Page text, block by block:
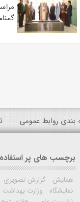
بندی روابط عمومی
برچسب های پر استفاده
همایش گزارش تصویری
نمایشگاه
وزارت بهداشت